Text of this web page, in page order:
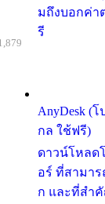
มถึงบอกค่า
รี
AnyDesk (
กล ใช้ฟรี)
ดาวน์โหลด
อร์ ที่สามา
ก และที่สำ